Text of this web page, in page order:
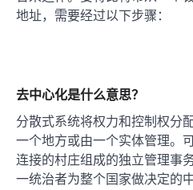
地址，需要经过以下步骤：
去中心化是什么意思？
分散式系统将权力和控制权分
一个地方或由一个实体管理。
连接的村庄组成的独立管理事
一统治者为整个国家做决定的